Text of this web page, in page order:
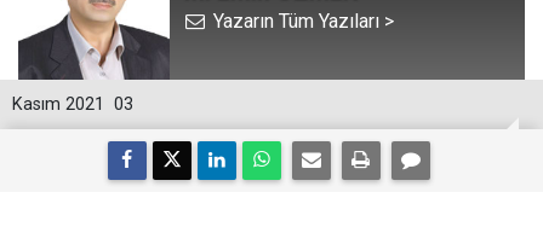
Yazarın Tüm Yazıları >
03
Kasım 2021